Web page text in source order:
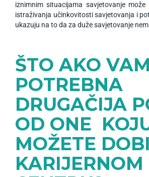
iznimnim situacijama savjetovanje
istraživanja učinkovitosti savjetovanja i
ukazuju na to da za duže savjetovanje
ŠTO AKO
POTREBNA
DRUGAČIJA
OD ONE
MOŽETE
KARIJERNOM